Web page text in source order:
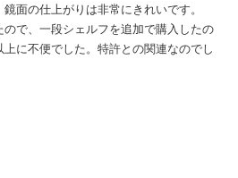
面の仕上がりは非常にきれいです。
で、一段シェルフを追加で購入したの
に不便でした。特許との関連なのでし